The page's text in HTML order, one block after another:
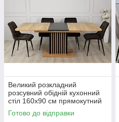
Великий розкладний
розсувний обідній кухонний
стіл 160х90 см прямокутний
для кухні вітальні Trend DC
MAX
Готово до відправки